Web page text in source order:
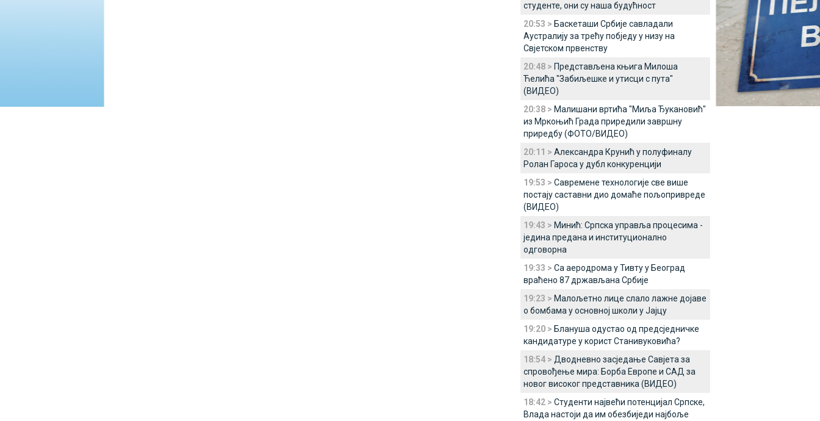
студенте, они су наша будућност
20:53 > Баскеташи Србије савладали
Аустралију за трећу побједу у низу на
Свјетском првенству
20:48 > Представљена књига Милоша
Ћелића "Забиљешке и утисци с пута"
(ВИДЕО)
20:38 > Малишани вртића "Миља Ђукановић"
из Мркоњић Града приредили завршну
приредбу (ФОТО/ВИДЕО)
20:11 > Александра Крунић у полуфиналу
Ролан Гароса у дубл конкуренцији
19:53 > Савремене технологије све више
постају саставни дио домаће пољопривреде
(ВИДЕО)
19:43 > Минић: Српска управља процесима -
једина предана и институционално
одговорна
19:33 > Са аеродрома у Тивту у Београд
враћено 87 држављана Србије
19:23 > Малољетно лице слало лажне дојаве
о бомбама у основној школи у Јајцу
19:20 > Блануша одустао од предсједничке
кандидатуре у корист Станивуковића?
18:54 > Дводневно засједање Савјета за
спровођење мира: Борба Европе и САД за
новог високог представника (ВИДЕО)
18:42 > Студенти највећи потенцијал Српске,
Влада настоји да им обезбиједи најбоље